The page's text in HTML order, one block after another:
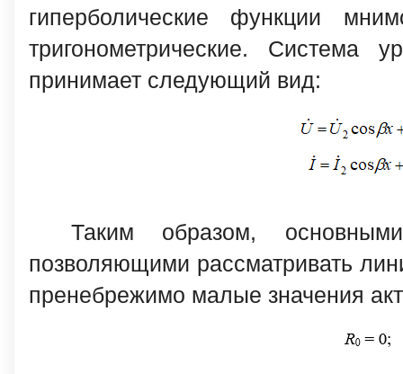
гиперболические функции
тригонометрические. Система
принимает следующий вид:
Таким образом,
позволяющими рассматривать
пренебрежимо малые значения